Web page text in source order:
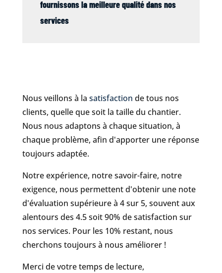
fournissons la meilleure qualité dans nos
services
Nous veillons à la satisfaction de tous nos
clients, quelle que soit la taille du chantier.
Nous nous adaptons à chaque situation, à
chaque problème, afin d'apporter une réponse
toujours adaptée.
Notre expérience, notre savoir-faire, notre
exigence, nous permettent d'obtenir une note
d'évaluation supérieure à 4 sur 5, souvent aux
alentours des 4.5 soit 90% de satisfaction sur
nos services. Pour les 10% restant, nous
cherchons toujours à nous améliorer !
Merci de votre temps de lecture,